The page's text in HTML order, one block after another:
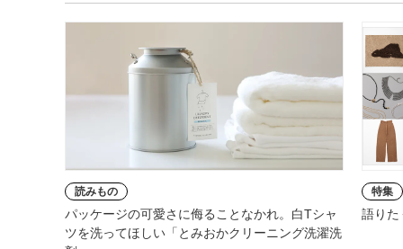
読みもの
パッケージの可愛さに侮ることなかれ。白Tシャ
ツを洗ってほしい「とみおかクリーニング洗濯洗
特集
語りた